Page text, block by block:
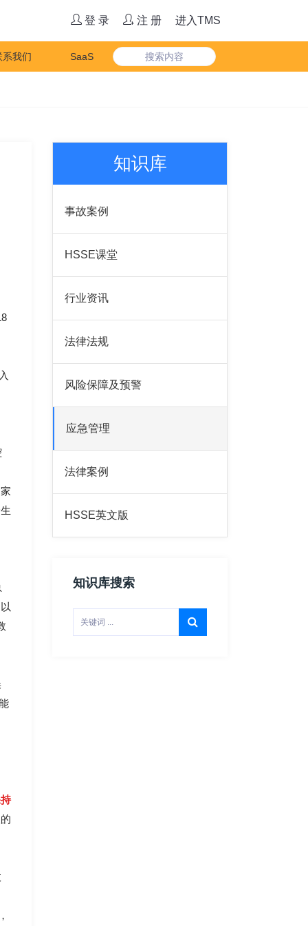
登 录 注 册 进入TMS
系我们 SaaS
知识库
事故案例
HSSE课堂
行业资讯
法律法规
风险保障及预警
应急管理
法律案例
HSSE英文版
知识库搜索